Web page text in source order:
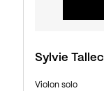
Sylvie Tallec
Violon solo